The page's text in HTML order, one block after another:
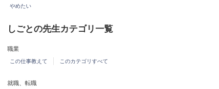
やめたい
しごとの先生カテゴリ一覧
職業
この仕事教えて このカテゴリすべて
就職、転職